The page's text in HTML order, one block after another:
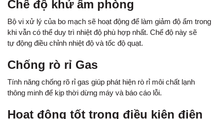
Chế độ khử ẩm phòng
Bộ vi xử lý của bo mạch sẽ hoạt động để làm giảm độ ẩm trong
khi vẫn có thể duy trì nhiệt độ phù hợp nhất. Chế độ này sẽ
tự động điều chỉnh nhiệt độ và tốc độ quạt.
Chống rò rỉ Gas
Tính năng chống rõ rỉ gas giúp phát hiện rò rỉ môi chất lạnh
thông minh để kịp thời dừng máy và báo cáo lỗi.
Hoạt động tốt trong điều kiện điện